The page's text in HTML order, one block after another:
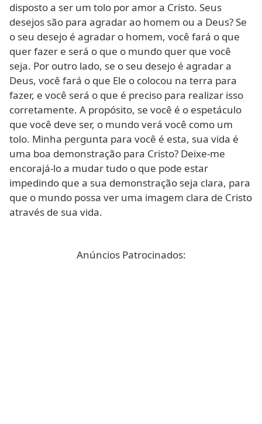
disposto a ser um tolo por amor a Cristo. Seus
desejos são para agradar ao homem ou a Deus? Se
o seu desejo é agradar o homem, você fará o que
quer fazer e será o que o mundo quer que você
seja. Por outro lado, se o seu desejo é agradar a
Deus, você fará o que Ele o colocou na terra para
fazer, e você será o que é preciso para realizar isso
corretamente. A propósito, se você é o espetáculo
que você deve ser, o mundo verá você como um
tolo. Minha pergunta para você é esta, sua vida é
uma boa demonstração para Cristo? Deixe-me
encorajá-lo a mudar tudo o que pode estar
impedindo que a sua demonstração seja clara, para
que o mundo possa ver uma imagem clara de Cristo
através de sua vida.
Anúncios Patrocinados: